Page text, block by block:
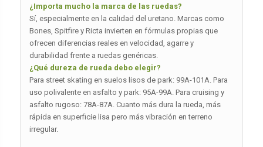
¿Importa mucho la marca de las ruedas?
Sí, especialmente en la calidad del uretano. Marcas como
Bones, Spitfire y Ricta invierten en fórmulas propias que
ofrecen diferencias reales en velocidad, agarre y
durabilidad frente a ruedas genéricas.
¿Qué dureza de rueda debo elegir?
Para street skating en suelos lisos de park: 99A-101A. Para
uso polivalente en asfalto y park: 95A-99A. Para cruising y
asfalto rugoso: 78A-87A. Cuanto más dura la rueda, más
rápida en superficie lisa pero más vibración en terreno
irregular.